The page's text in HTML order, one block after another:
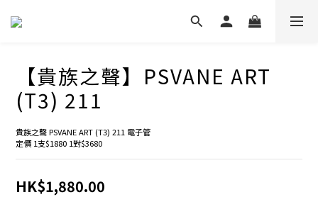
【貴族之聲】PSVANE ART
(T3) 211
貴族之聲 PSVANE ART (T3) 211 電子管
定價 1支$1880 1對$3680
HK$1,880.00